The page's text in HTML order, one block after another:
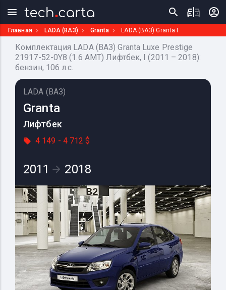
Главная LADA (ВАЗ) Granta LADA (ВАЗ) Granta I
Комплектация LADA (ВАЗ) Granta Luxe Prestige
21917-52-0Y8 (1.6 AMT) Лифтбек, I (2011 – 2018):
бензин, 106 л.с.
LADA (ВАЗ)
Granta
Лифтбек
4 149 - 4 712 $
2011 2018